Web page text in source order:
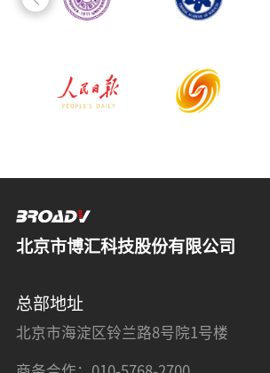
北京市博汇科技股份有限公司
总部地址
北京市海淀区铃兰路8号院1号楼